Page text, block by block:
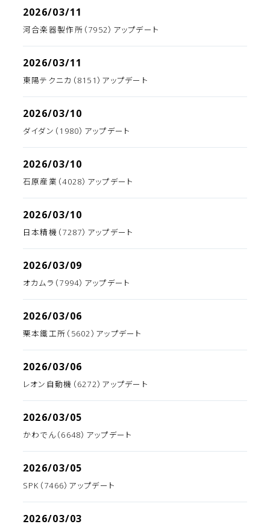
2026/03/11
河合楽器製作所（7952）アップデート
2026/03/11
東陽テクニカ（8151）アップデート
2026/03/10
ダイダン（1980）アップデート
2026/03/10
石原産業（4028）アップデート
2026/03/10
日本精機（7287）アップデート
2026/03/09
オカムラ（7994）アップデート
2026/03/06
栗本鐵工所（5602）アップデート
2026/03/06
レオン自動機（6272）アップデート
2026/03/05
かわでん（6648）アップデート
2026/03/05
SPK（7466）アップデート
2026/03/03